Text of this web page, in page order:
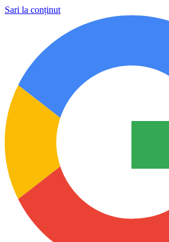
Sari la conținut